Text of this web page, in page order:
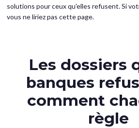
solutions pour ceux qu'elles refusent. Si
vous ne liriez pas cette page.
Les dossiers
banques
comment
règle